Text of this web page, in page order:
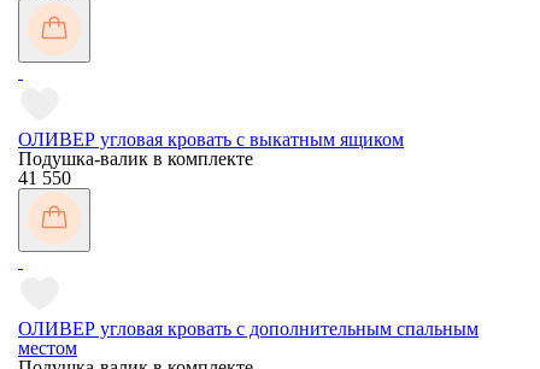
ОЛИВЕР угловая кровать с выкатным ящиком
Подушка-валик в комплекте
41 550
ОЛИВЕР угловая кровать с дополнительным спальным
местом